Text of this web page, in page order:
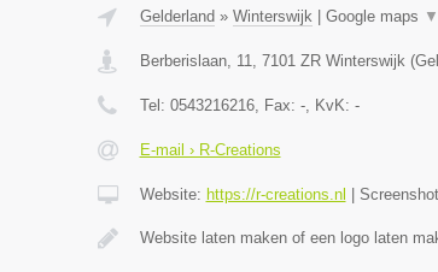
Gelderland » Winterswijk| Google maps ▼
Berberislaan, 11, 7101 ZR Winterswijk(
Tel: 0543216216, Fax: -, KvK: -
E-mail › R-Creations
Website: https://r-creations.nl Screenshot
Website laten maken of een logo laten